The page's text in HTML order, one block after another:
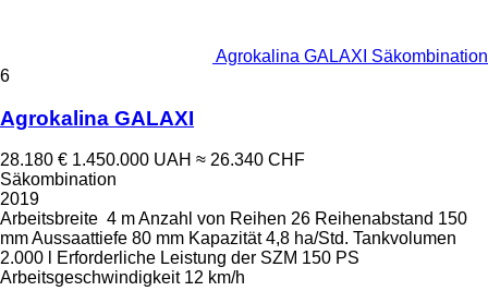
Agrokalina GALAXI Säkombination
6
Agrokalina GALAXI
28.180 € 1.450.000 UAH ≈ 26.340 CHF
Säkombination
2019
Arbeitsbreite 4 mAnzahl von Reihen 26 Reihenabstand 150
mmAussaattiefe 80 mm Kapazität 4,8 ha/Std. Tankvolumen
2.000 l
Erforderliche Leistung der SZM 150 PS
Arbeitsgeschwindigkeit 12 km/h